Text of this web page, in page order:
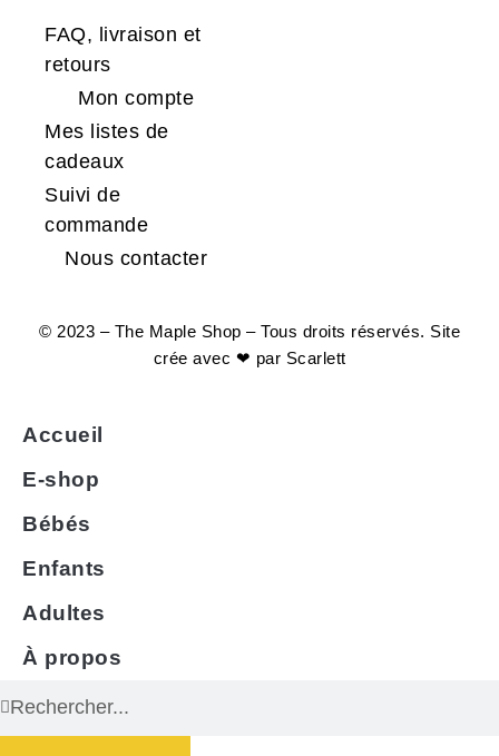
FAQ, livraison et
retours
Mon compte
Mes listes de
cadeaux
Suivi de
commande
Nous contacter
© 2023 – The Maple Shop – Tous droits réservés. Site
crée avec ❤ par Scarlett
Accueil
E-shop
Bébés
Enfants
Adultes
À propos